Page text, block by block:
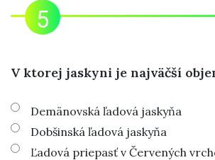
V ktorej jaskyni je najväčší
Demänovská ľadová jaskyňa
Dobšinská ľadová jaskyňa
Ľadová priepasť v Červených